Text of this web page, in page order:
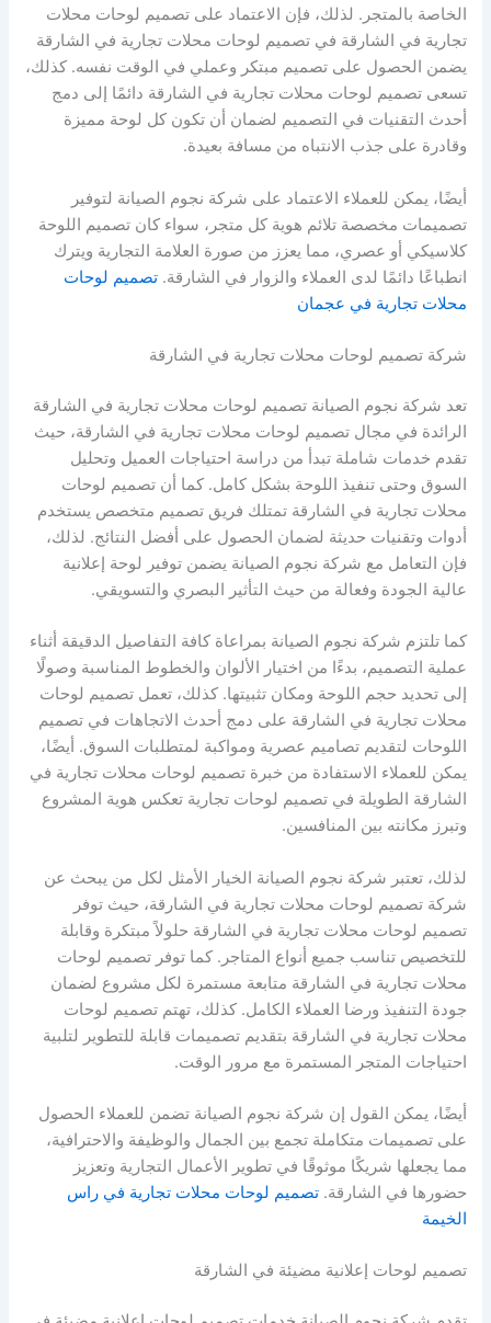
الخاصة بالمتجر. لذلك، فإن الاعتماد على تصميم لوحات محلات
تجارية في الشارقة في تصميم لوحات محلات تجارية في الشارقة
يضمن الحصول على تصميم مبتكر وعملي في الوقت نفسه. كذلك،
تسعى تصميم لوحات محلات تجارية في الشارقة دائمًا إلى دمج
أحدث التقنيات في التصميم لضمان أن تكون كل لوحة مميزة
وقادرة على جذب الانتباه من مسافة بعيدة.
أيضًا، يمكن للعملاء الاعتماد على شركة نجوم الصيانة لتوفير
تصميمات مخصصة تلائم هوية كل متجر، سواء كان تصميم اللوحة
كلاسيكي أو عصري، مما يعزز من صورة العلامة التجارية ويترك
انطباعًا دائمًا لدى العملاء والزوار في الشارقة.تصميم لوحات
محلات تجارية في عجمان
شركة تصميم لوحات محلات تجارية في الشارقة
تعد شركة نجوم الصيانة تصميم لوحات محلات تجارية في الشارقة
الرائدة في مجال تصميم لوحات محلات تجارية في الشارقة، حيث
تقدم خدمات شاملة تبدأ من دراسة احتياجات العميل وتحليل
السوق وحتى تنفيذ اللوحة بشكل كامل. كما أن تصميم لوحات
محلات تجارية في الشارقة تمتلك فريق تصميم متخصص يستخدم
أدوات وتقنيات حديثة لضمان الحصول على أفضل النتائج. لذلك،
فإن التعامل مع شركة نجوم الصيانة يضمن توفير لوحة إعلانية
عالية الجودة وفعالة من حيث التأثير البصري والتسويقي.
كما تلتزم شركة نجوم الصيانة بمراعاة كافة التفاصيل الدقيقة أثناء
عملية التصميم، بدءًا من اختيار الألوان والخطوط المناسبة وصولًا
إلى تحديد حجم اللوحة ومكان تثبيتها. كذلك، تعمل تصميم لوحات
محلات تجارية في الشارقة على دمج أحدث الاتجاهات في تصميم
اللوحات لتقديم تصاميم عصرية ومواكبة لمتطلبات السوق. أيضًا،
يمكن للعملاء الاستفادة من خبرة تصميم لوحات محلات تجارية في
الشارقة الطويلة في تصميم لوحات تجارية تعكس هوية المشروع
وتبرز مكانته بين المنافسين.
لذلك، تعتبر شركة نجوم الصيانة الخيار الأمثل لكل من يبحث عن
شركة تصميم لوحات محلات تجارية في الشارقة، حيث توفر
تصميم لوحات محلات تجارية في الشارقة حلولاً مبتكرة وقابلة
للتخصيص تناسب جميع أنواع المتاجر. كما توفر تصميم لوحات
محلات تجارية في الشارقة متابعة مستمرة لكل مشروع لضمان
جودة التنفيذ ورضا العملاء الكامل. كذلك، تهتم تصميم لوحات
محلات تجارية في الشارقة بتقديم تصميمات قابلة للتطوير لتلبية
احتياجات المتجر المستمرة مع مرور الوقت.
أيضًا، يمكن القول إن شركة نجوم الصيانة تضمن للعملاء الحصول
على تصميمات متكاملة تجمع بين الجمال والوظيفة والاحترافية،
مما يجعلها شريكًا موثوقًا في تطوير الأعمال التجارية وتعزيز
حضورها في الشارقة.تصميم لوحات محلات تجارية في راس
الخيمة
تصميم لوحات إعلانية مضيئة في الشارقة